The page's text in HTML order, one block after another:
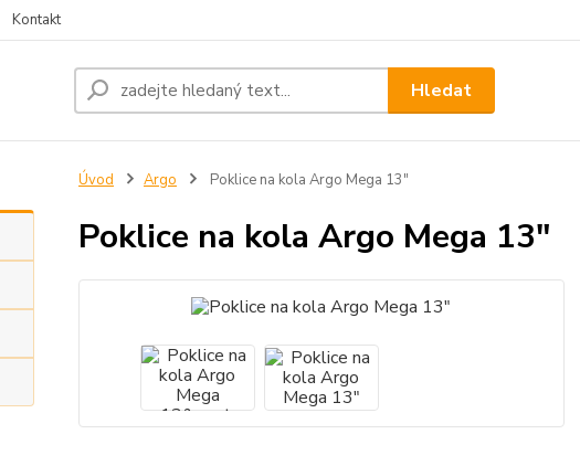
Kontakt
Hledat
Úvod Argo Poklice na kola Argo Mega 13"
Poklice na kola Argo Mega 13"